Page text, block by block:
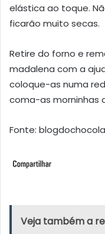
elástica ao toque.
ficarão muito secas.
Retire do forno e
madalena com a
coloque-as numa
coma-as morninhas
Fonte:
Veja também a